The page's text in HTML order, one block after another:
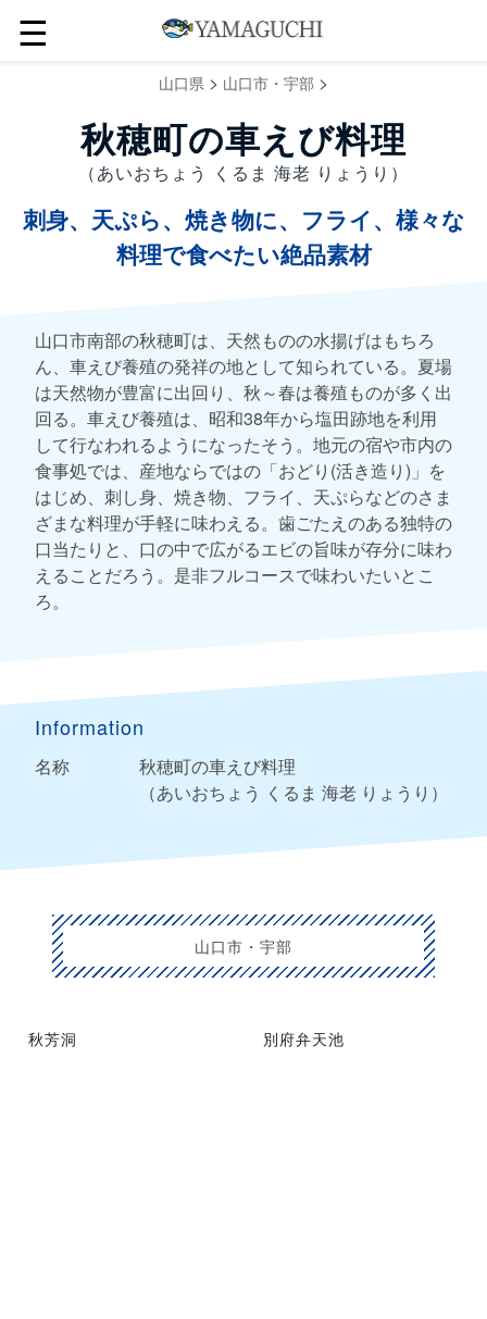
☰
山口県 > 山口市・宇部 >
秋穂町の車えび料理
（あいおちょう くるま 海老 りょうり）
刺身、天ぷら、焼き物に、フライ、様々な
料理で食べたい絶品素材
山口市南部の秋穂町は、天然ものの水揚げはもちろ
ん、車えび養殖の発祥の地として知られている。夏場
は天然物が豊富に出回り、秋～春は養殖ものが多く出
回る。車えび養殖は、昭和38年から塩田跡地を利用
して行なわれるようになったそう。地元の宿や市内の
食事処では、産地ならではの「おどり(活き造り)」を
はじめ、刺し身、焼き物、フライ、天ぷらなどのさま
ざまな料理が手軽に味わえる。歯ごたえのある独特の
口当たりと、口の中で広がるエビの旨味が存分に味わ
えることだろう。是非フルコースで味わいたいとこ
ろ。
Information
名称
秋穂町の車えび料理
（あいおちょう くるま 海老 りょうり）
山口市・宇部
秋芳洞 別府弁天池